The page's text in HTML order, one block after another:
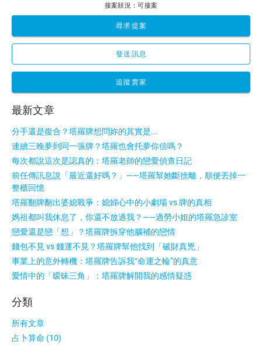
接案狀況：可接案
尋求提案
發送訊息
追蹤賣家
最新文章
分手還是復合？塔羅牌想問妳的其實是...
連續三晚夢到同一張牌？塔羅也會托夢你信嗎？
每次都說這次是認真的：塔羅老師的戀愛偵查日記
前任傳訊息說「最近還好嗎？」——塔羅幫她斷捨離，順便丟掉一
整櫃回憶
塔羅翻牌翻出婆媳戰爭：媳婦心中的小劇場 vs 牌的真相
媽祖都叫我休息了，你還不放過我？——過勞小姐的塔羅急診室
戀愛還是戀「想」？塔羅牌拆穿他腦補的戀情
錢包不見 vs 錢運不見？塔羅牌幫他找到「破財真兇」
事業上的意外轉機：塔羅牌告訴我“命運之輪”的真意
愛情中的「暧昧三角」：塔羅牌解開我的感情疑惑
分類
所有文章
占卜算命 (10)